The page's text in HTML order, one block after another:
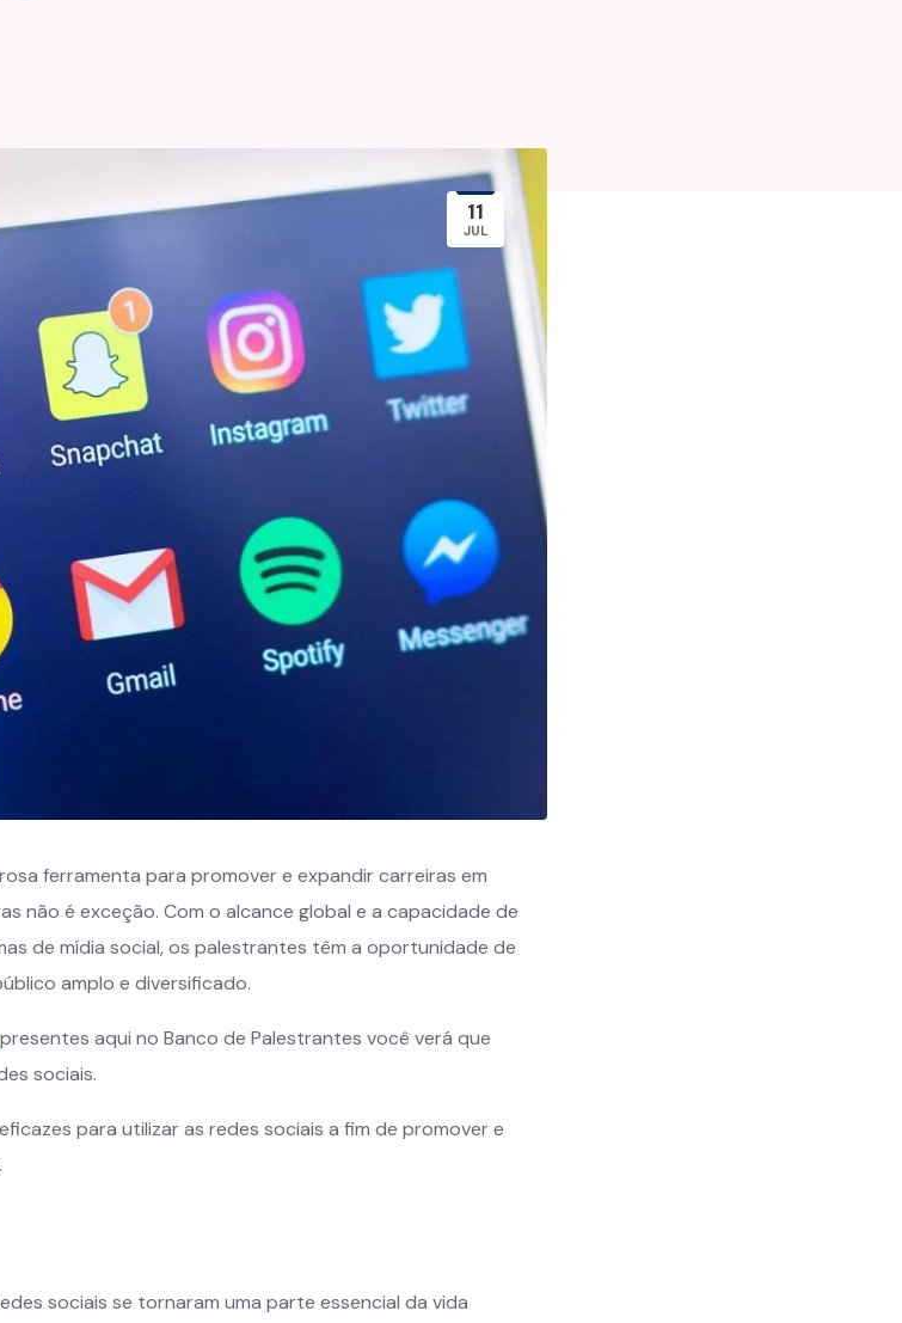
11
JUL
ferramenta para promover e expandir carreiras em
não é exceção. Com o alcance global e a capacidade de
de mídia social, os palestrantes têm a oportunidade de
amplo e diversificado.
presentes aqui no Banco de Palestrantes você verá que
sociais.
para utilizar as redes sociais a fim de promover e
sociais se tornaram uma parte essencial da vida